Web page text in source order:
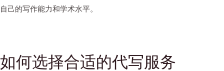
自己的写作能力和学术水平。
如何选择合适的代写服务